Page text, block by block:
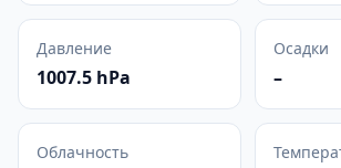
Давление
1007.5 hPa
Осадки
–
Облачность